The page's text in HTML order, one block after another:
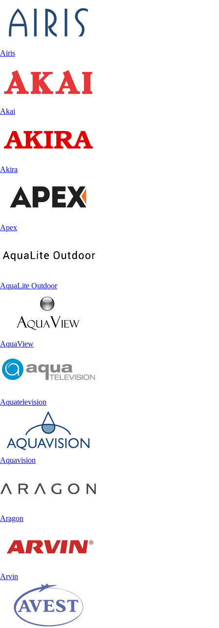
Airis
Akai
Akira
Apex
AquaLite Outdoor
AquaView
Aquatelevision
Aquavision
Aragon
Arvin